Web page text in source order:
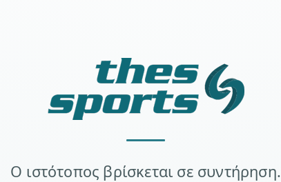
Ο ιστότοπος βρίσκεται σε συντήρηση.